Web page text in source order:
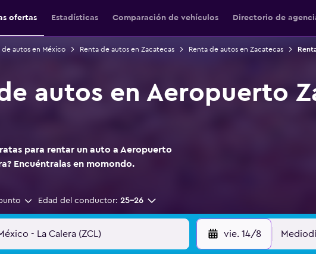
ofertas Estadísticas Comparación de vehículos Directorio de
de autos en México Renta de autos en Zacatecas Renta de autos en Zacatecas
autos en Aeropuerto
para rentar un auto a Aeropuerto
Encuéntralas en momondo.
Edad del conductor: 25-26
vie. 14/8